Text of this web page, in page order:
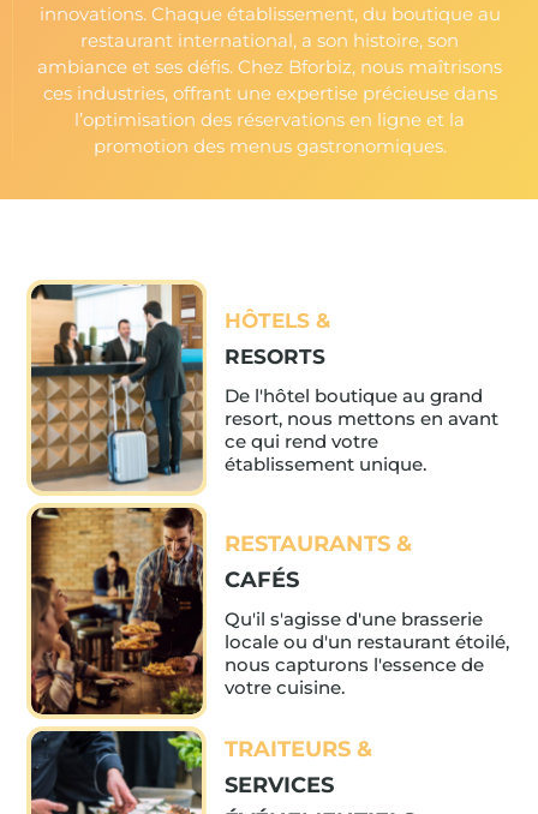
innovations. Chaque établissement, du boutique au
restaurant international, a son histoire, son
ambiance et ses défis. Chez Bforbiz, nous maîtrisons
ces industries, offrant une expertise précieuse dans
l’optimisation des réservations en ligne et la
promotion des menus gastronomiques.
HÔTELS &
RESORTS
De l'hôtel boutique au grand
resort, nous mettons en avant
ce qui rend votre
établissement unique.
RESTAURANTS &
CAFÉS
Qu'il s'agisse d'une brasserie
locale ou d'un restaurant étoilé,
nous capturons l'essence de
votre cuisine.
TRAITEURS &
SERVICES